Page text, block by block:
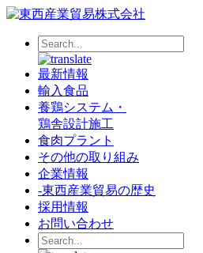
最新情報
輸入食品
養鶏システム・
鶏舎設計施工
食肉プラント
その他の取り組み
企業情報
-東西産業貿易の歴史
採用情報
お問い合わせ